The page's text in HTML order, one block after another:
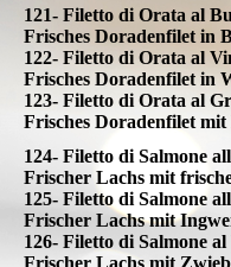
121- Filetto di Orata al
Frisches Doradenfilet in
122- Filetto di Orata al
Frisches Doradenfilet in
123- Filetto di Orata al
Frisches Doradenfilet
124- Filetto di Salmone
Frischer Lachs mit
125- Filetto di Salmone
Frischer Lachs mit
126- Filetto di Salmone
Frischer Lachs mit